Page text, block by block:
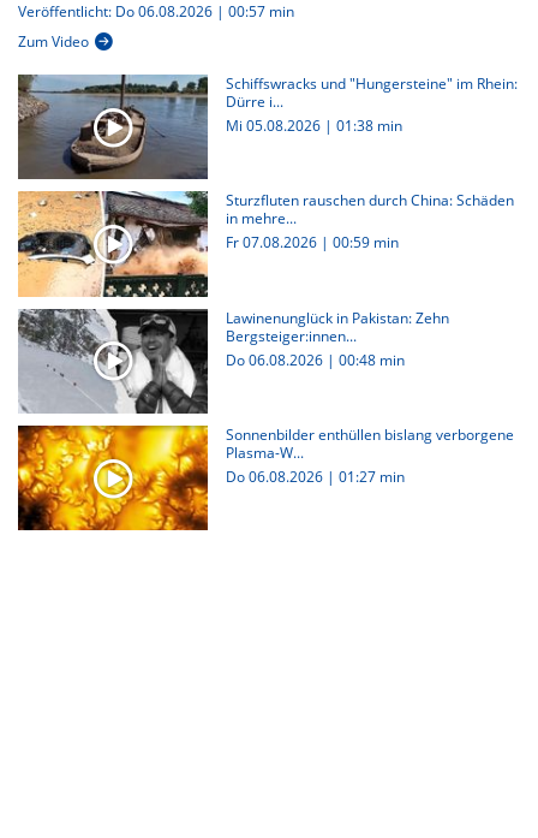
Veröffentlicht: Do 06.08.2026 | 00:57 min
Zum Video
Schiffswracks und "Hungersteine" im Rhein:
Dürre i...
Mi 05.08.2026 | 01:38 min
Sturzfluten rauschen durch China: Schäden
in mehre...
Fr 07.08.2026 | 00:59 min
Lawinenunglück in Pakistan: Zehn
Bergsteiger:innen...
Do 06.08.2026 | 00:48 min
Sonnenbilder enthüllen bislang verborgene
Plasma-W...
Do 06.08.2026 | 01:27 min